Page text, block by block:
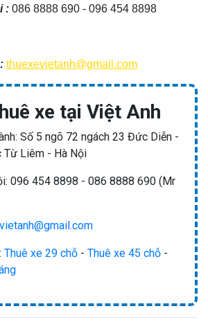
:086 8888 690 - 096 454 8898
thuexevietanh@gmail.com
xe tại Việt Anh
Số 5 ngõ 72 ngách 23 Đức Diễn -
Từ Liêm - Hà Nội
096 454 8898 - 086 8888 690 (Mr
Thuê xe 29 chỗ - Thuê xe 45 chỗ -